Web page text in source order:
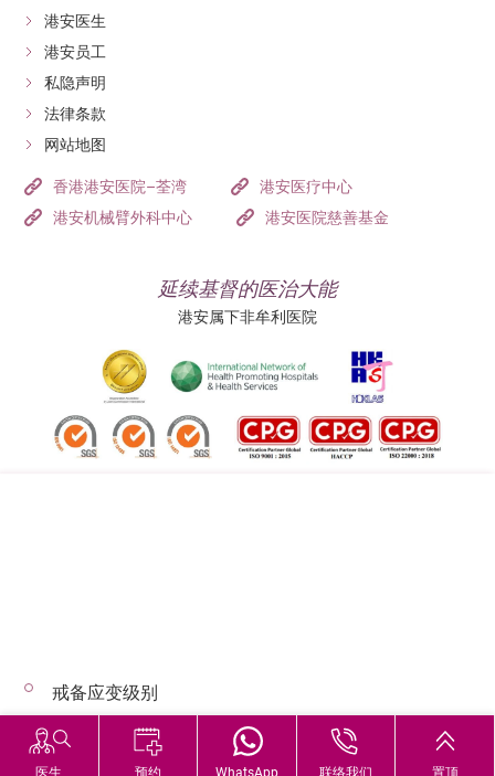
医生 预约 WhatsApp 联络我们 置顶
港安医生
港安员工
私隐声明
法律条款
网站地图
香港港安医院–荃湾
港安医疗中心
港安机械臂外科中心
港安医院慈善基金
延续基督的医治大能
港安属下非牟利医院
© 2026 版权所有 © 港安医疗 保留一切权利
戒备应变级别
恶劣天气下的诊症安排